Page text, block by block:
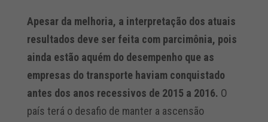
Apesar da melhoria, a interpretação dos atuais
resultados deve ser feita com parcimônia, pois
ainda estão aquém do desempenho que as
empresas do transporte haviam conquistado
antes dos anos recessivos de 2015 a 2016. O
país terá o desafio de manter a ascensão